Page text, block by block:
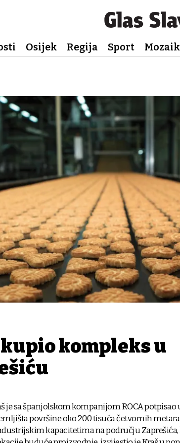
Osijek Regija Sport Mozaik
kompleks u
je sa španjolskom kompanijom ROCA
površine oko 200 tisuća četvornih
kapacitetima na području